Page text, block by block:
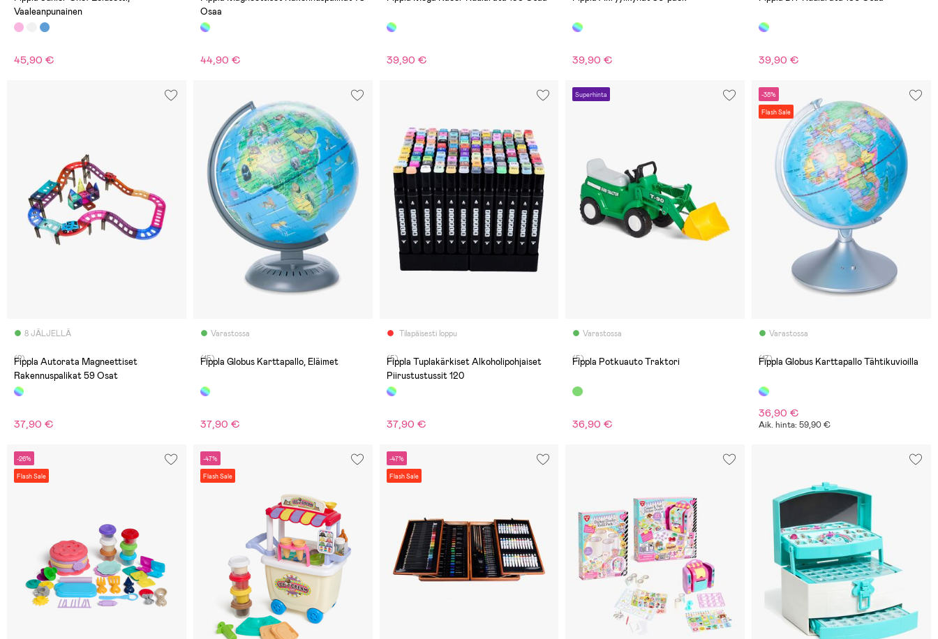
Vaaleanpunainen
45,90 €
Osaa
44,90 € 39,90 € 39,90 € 39,90 €
8 JÄLJELLÄ
(2)
Fippla Autorata Magneettiset
Rakennuspalikat 59 Osat
37,90 €
Varastossa
(15)
Fippla Globus Karttapallo, Eläimet
37,90 €
Tilapäisesti loppu
(5)
Fippla Tuplakärkiset Alkoholipohjaiset
Piirustustussit 120
37,90 €
Superhinta
Varastossa
(5)
Fippla Potkuauto Traktori
36,90 €
-38%
Flash Sale
Varastossa
(17)
Fippla Globus Karttapallo Tähtikuvioilla
36,90 €
Aik. hinta: 59,90 €
-26%
Flash Sale
-47%
Flash Sale
-47%
Flash Sale